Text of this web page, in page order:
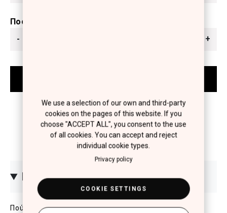
Ποσότητα
-
+
ΠΕΡΙΓΡΑΦΗ
Πούδρα με εξαιρετικά λεπτή, βελούδινη υφή για
We use a selection of our own and third-party
cookies on the pages of this website. If you
choose "ACCEPT ALL", you consent to the use
of all cookies. You can accept and reject
individual cookie types.
Privacy policy
COOKIE SETTINGS